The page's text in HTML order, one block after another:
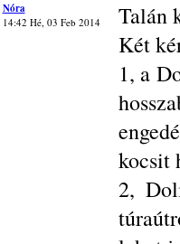
Nóra
14:42 Hé, 03 Feb 2014
Talán
Két
1, a
kocsit
2,